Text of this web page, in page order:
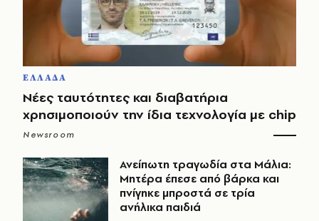
ΕΛΛΑΔΑ
Νέες ταυτότητες και διαβατήρια
χρησιμοποιούν την ίδια τεχνολογία με chip
Newsroom
Ανείπωτη τραγωδία στα Μάλια:
Μητέρα έπεσε από βάρκα και
πνίγηκε μπροστά σε τρία
ανήλικα παιδιά